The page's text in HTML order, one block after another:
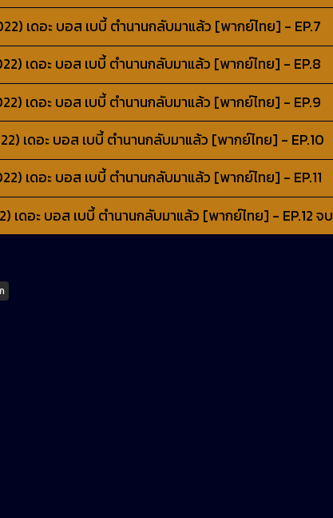
เดอะ บอส เบบี้ ตำนานกลับมาแล้ว [พากย์ไทย] - EP.7
เดอะ บอส เบบี้ ตำนานกลับมาแล้ว [พากย์ไทย] - EP.8
เดอะ บอส เบบี้ ตำนานกลับมาแล้ว [พากย์ไทย] - EP.9
เดอะ บอส เบบี้ ตำนานกลับมาแล้ว [พากย์ไทย] - EP.10
เดอะ บอส เบบี้ ตำนานกลับมาแล้ว [พากย์ไทย] - EP.11
เดอะ บอส เบบี้ ตำนานกลับมาแล้ว [พากย์ไทย] - EP.12 จบ